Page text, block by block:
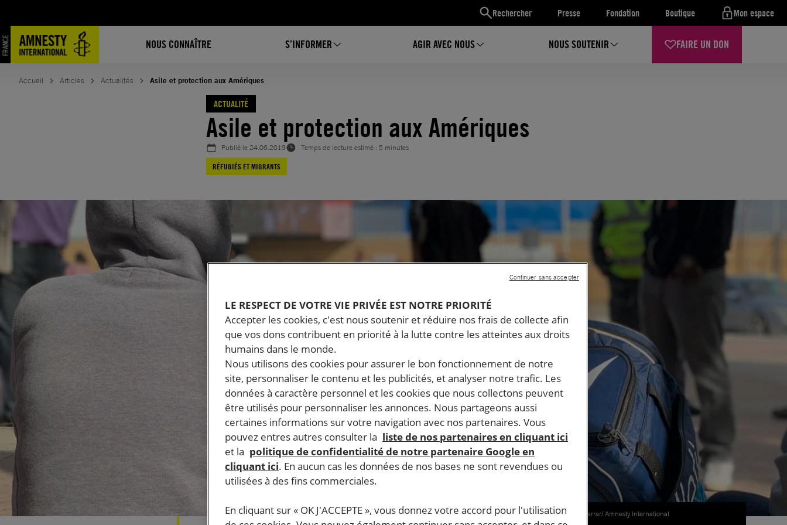
Rechercher Presse Fondation Boutique Mon espace
NOUS CONNAÎTRE S’INFORMER AGIR AVEC NOUS NOUS SOUTENIR FAIRE UN DON
contenu
Accueil Articles Actualités Asile et protection aux Amériques
ACTUALITÉ
Asile et protection aux Amériques
Publié le24.06.2019
Temps de lecture estimé : 5 minutes
RÉFUGIÉS ET MIGRANTS
© Alli Jarrar/ Amnesty International
LE RESPECT DE VOTRE VIE PRIVÉE EST NOTRE PRIORITÉ
Accepter les cookies, c'est nous soutenir et réduire nos frais de collecte afin
que vos dons contribuent en priorité à la lutte contre les atteintes aux droits
humains dans le monde.
Nous utilisons des cookies pour assurer le bon fonctionnement de notre
site, personnaliser le contenu et les publicités, et analyser notre trafic. Les
données à caractère personnel et les cookies que nous collectons peuvent
être utilisés pour personnaliser les annonces. Nous partageons aussi
certaines informations sur votre navigation avec nos partenaires. Vous
pouvez entres autres consulter la liste de nos partenaires en cliquant ici
et la politique de confidentialité de notre partenaire Google en
cliquant ici. En aucun cas les données de nos bases ne sont revendues ou
utilisées à des fins commerciales.
En cliquant sur « OK J'ACCEPTE », vous donnez votre accord pour l'utilisation
Continuer sans accepter